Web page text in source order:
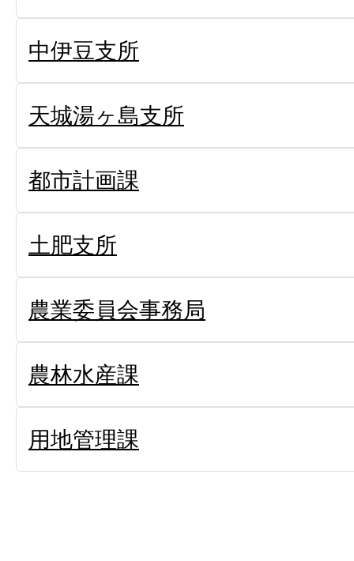
中伊豆支所
天城湯ヶ島支所
都市計画課
土肥支所
農業委員会事務局
農林水産課
用地管理課